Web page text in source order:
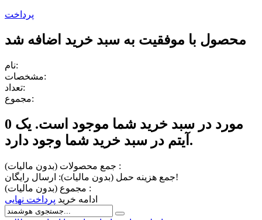
پرداخت
محصول با موفقیت به سبد خرید اضافه شد
نام:
مشخصات:
تعداد:
مجموع:
0 مورد در سبد خرید شما موجود است. یک
آیتم در سبد خرید شما وجود دارد.
جمع محصولات (بدون مالیات) :
جمع هزینه حمل (بدون مالیات):ارسال رایگان!
مجموع (بدون مالیات) :
ادامه خرید پرداخت نهایی